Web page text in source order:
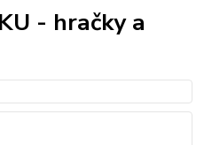
- hračky a